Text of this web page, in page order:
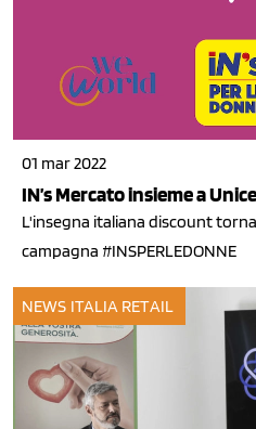
01 mar 2022
IN’s Mercato insieme a
L'insegna italiana discount
campagna #INSPERLEDONNE
NEWS ITALIA RETAIL